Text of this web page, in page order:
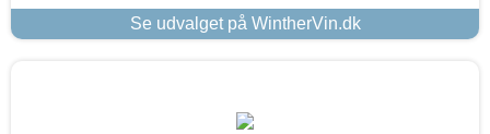
Se udvalget på WintherVin.dk